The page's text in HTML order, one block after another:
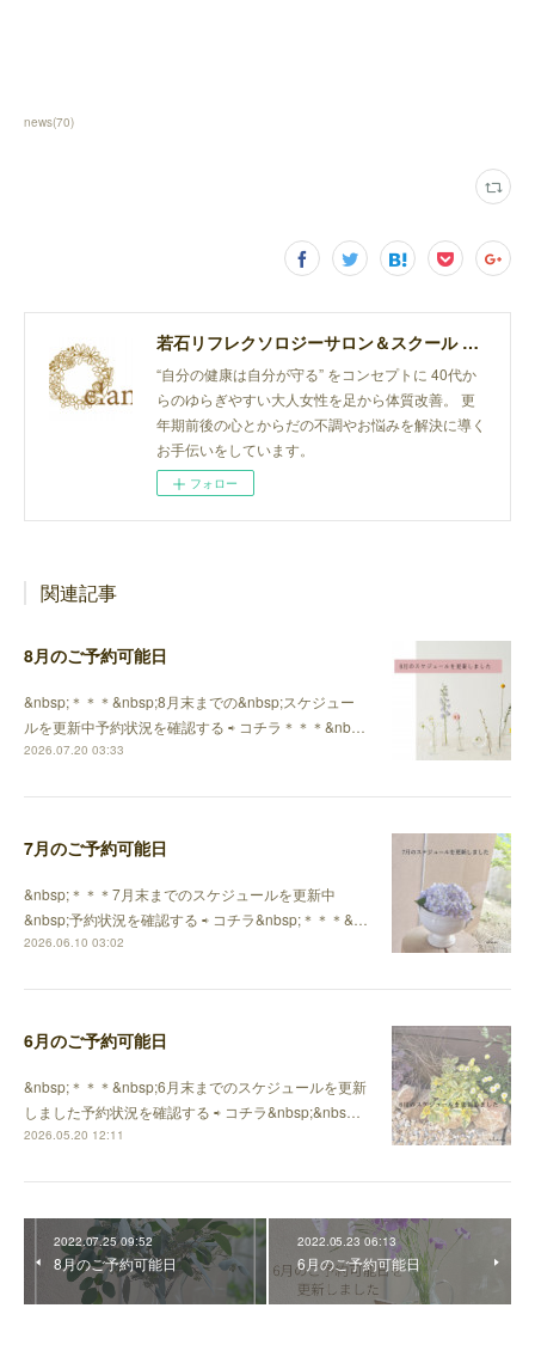
news(70)
若石リフレクソロジーサロン＆スクール elan
“自分の健康は自分が守る” をコンセプトに 40代か
らのゆらぎやすい大人女性を足から体質改善。 更
年期前後の心とからだの不調やお悩みを解決に導く
お手伝いをしています。
フォロー
関連記事
8月のご予約可能日
&nbsp;＊＊＊&nbsp;8月末までの&nbsp;スケジュー
ルを更新中予約状況を確認する ⇨ コチラ＊＊＊&nb…
2026.07.20 03:33
7月のご予約可能日
&nbsp;＊＊＊7月末までのスケジュールを更新中
&nbsp;予約状況を確認する ⇨ コチラ&nbsp;＊＊＊&…
2026.06.10 03:02
6月のご予約可能日
&nbsp;＊＊＊&nbsp;6月末までのスケジュールを更新
しました予約状況を確認する ⇨ コチラ&nbsp;&nbs…
2026.05.20 12:11
2022.07.25 09:52
8月のご予約可能日
2022.05.23 06:13
6月のご予約可能日